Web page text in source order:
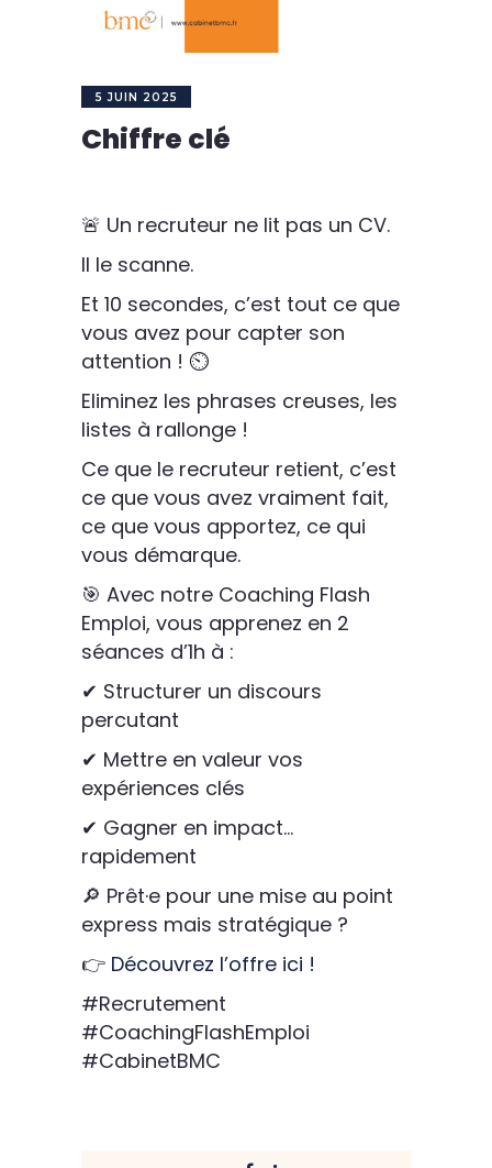
5 JUIN 2025
Chiffre clé
🚨 Un recruteur ne lit pas un CV.
Il le scanne.
Et 10 secondes, c’est tout ce que
vous avez pour capter son
attention ! ⏲️
Eliminez les phrases creuses, les
listes à rallonge !
Ce que le recruteur retient, c’est
ce que vous avez vraiment fait,
ce que vous apportez, ce qui
vous démarque.
🎯 Avec notre Coaching Flash
Emploi, vous apprenez en 2
séances d’1h à :
✔ Structurer un discours
percutant
✔ Mettre en valeur vos
expériences clés
✔ Gagner en impact…
rapidement
🔎 Prêt·e pour une mise au point
express mais stratégique ?
👉 Découvrez l’offre ici !
#Recrutement
#CoachingFlashEmploi
#CabinetBMC